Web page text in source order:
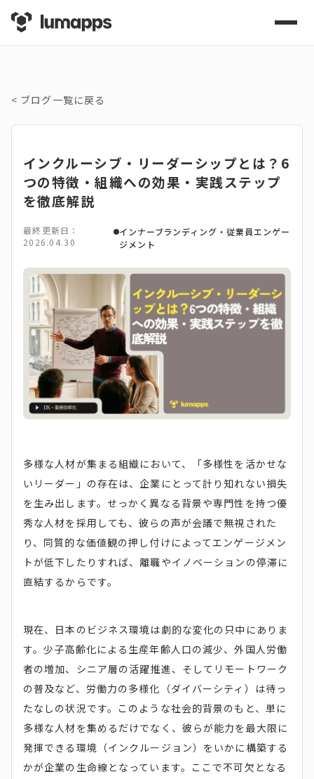
< ブログ一覧に戻る
インクルーシブ・リーダーシップとは？6
つの特徴・組織への効果・実践ステップ
を徹底解説
最終更新日：
2026.04.30
インナーブランディング・従業員エンゲー
ジメント
多様な人材が集まる組織において、「多様性を活かせな
いリーダー」の存在は、企業にとって計り知れない損失
を生み出します。せっかく異なる背景や専門性を持つ優
秀な人材を採用しても、彼らの声が会議で無視された
り、同質的な価値観の押し付けによってエンゲージメン
トが低下したりすれば、離職やイノベーションの停滞に
直結するからです。
現在、日本のビジネス環境は劇的な変化の只中にありま
す。少子高齢化による生産年齢人口の減少、外国人労働
者の増加、シニア層の活躍推進、そしてリモートワーク
の普及など、労働力の多様化（ダイバーシティ）は待っ
たなしの状況です。このような社会的背景のもと、単に
多様な人材を集めるだけでなく、彼らが能力を最大限に
発揮できる環境（インクルージョン）をいかに構築する
かが企業の生命線となっています。ここで不可欠となる